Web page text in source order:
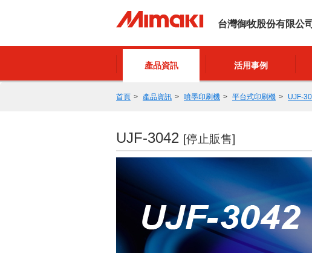
台灣御牧股份有限公司
產品資訊 活用事例
首頁 產品資訊 噴墨印刷機 平台式印刷機 UJF-
UJF-3042 [停止販售]